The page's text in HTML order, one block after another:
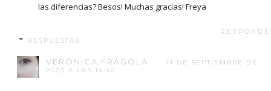
las diferencias? Besos! Muchas gracias! Freya
RESPUESTAS
VERÓNICA FRÁGOLA
11 DE SEPTIEMBRE DE
2020 A LAS 14:40